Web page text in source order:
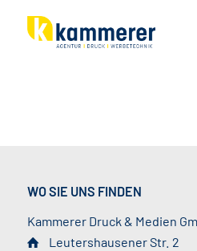
WO SIE UNS FINDEN
Kammerer Druck & Medien
Leutershausener Str. 2